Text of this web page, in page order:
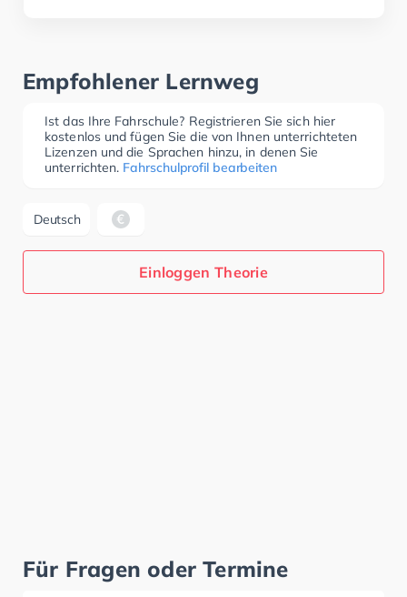
Empfohlener Lernweg
Ist das Ihre Fahrschule? Registrieren Sie sich hier
kostenlos und fügen Sie die von Ihnen unterrichteten
Lizenzen und die Sprachen hinzu, in denen Sie
unterrichten. Fahrschulprofil bearbeiten
Deutsch
Einloggen Theorie
Für Fragen oder Termine